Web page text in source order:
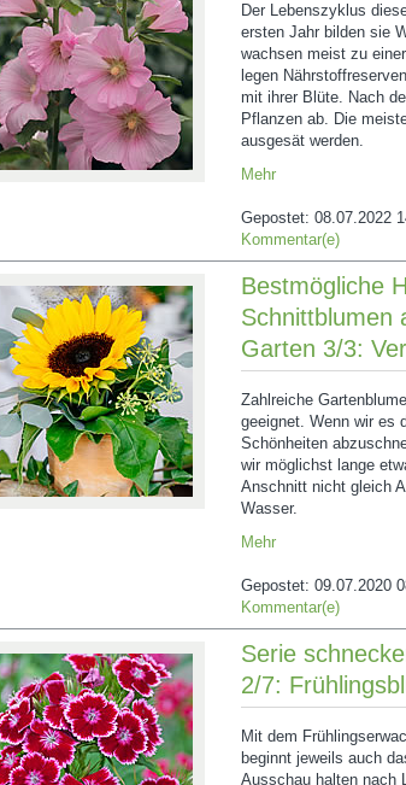
Der Lebenszyklus
ersten Jahr bilden sie
wachsen meist zu
legen
mit ihrer Blüte. Nach
Pflanzen ab. Die
ausgesät werden.
Mehr
Gepostet: 08.07.2022
Kommentar(e)
Bestmögliche
Schnittblumen
Garten 3/3:
Zahlreiche
geeignet. Wenn wir es
Schönheiten
wir möglichst lange
Anschnitt nicht gleich
Wasser.
Mehr
Gepostet: 09.07.2020
Kommentar(e)
Serie
2/7:
Mit dem
beginnt jeweils auch
Ausschau halten nach